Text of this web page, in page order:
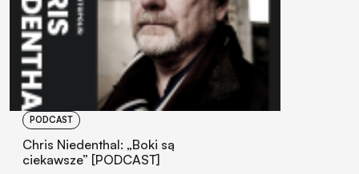
PODCAST
Chris Niedenthal: „Boki są
ciekawsze” [PODCAST]